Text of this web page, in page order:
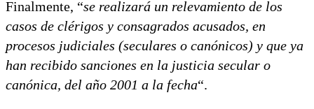
Finalmente, “se realizará un relevamiento de los
casos de clérigos y consagrados acusados, en
procesos judiciales (seculares o canónicos) y que ya
han recibido sanciones en la justicia secular o
canónica, del año 2001 a la fecha“.